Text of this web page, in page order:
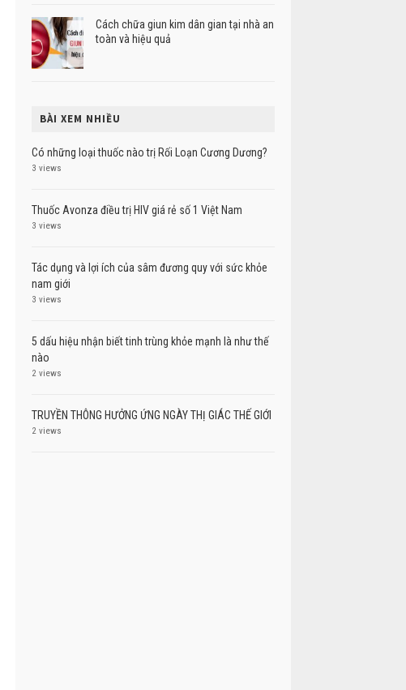
Cách chữa giun kim dân gian tại nhà an
toàn và hiệu quả
BÀI XEM NHIỀU
Có những loại thuốc nào trị Rối Loạn Cương Dương?
3 views
Thuốc Avonza điều trị HIV giá rẻ số 1 Việt Nam
3 views
Tác dụng và lợi ích của sâm đương quy với sức khỏe
nam giới
3 views
5 dấu hiệu nhận biết tinh trùng khỏe mạnh là như thế
nào
2 views
TRUYỀN THÔNG HƯỞNG ỨNG NGÀY THỊ GIÁC THẾ GIỚI
2 views